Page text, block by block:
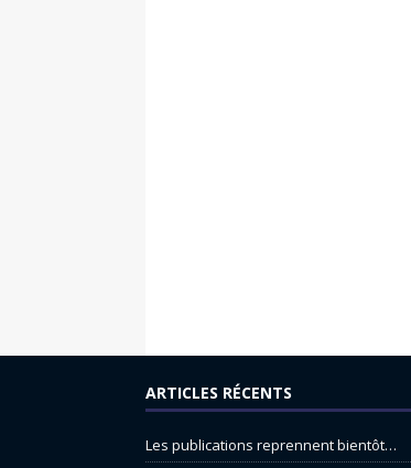
ARTICLES RÉCENTS
Les publications reprennent bientôt…